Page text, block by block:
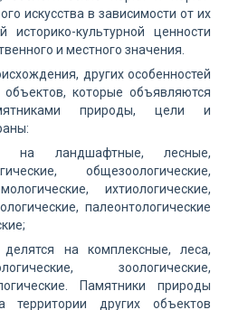
искусства в зависимости от их
историко-культурной ценности
и местного значения.
других особенностей
которые объявляются
природы, цели и
на ландшафтные, лесные,
общезоологические,
ихтиологические,
палеонтологические
на комплексные, леса,
зоологические,
Памятники природы
территории других объектов